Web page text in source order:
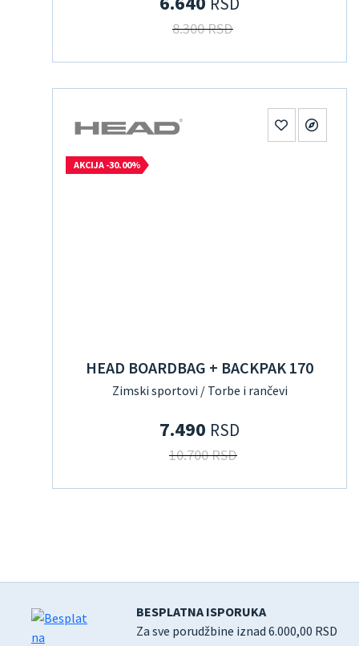
8.300 RSD
AKCIJA -30.00%
HEAD BOARDBAG + BACKPAK 170
Zimski sportovi / Torbe i rančevi
7.490 RSD
10.700 RSD
BESPLATNA ISPORUKA
Za sve porudžbine iznad 6.000,00 RSD